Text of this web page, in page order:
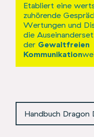
Etabliert eine
zuhörende
Wertungen und
die
der Gewaltfreien
Kommunikation
Handbuch Dragon